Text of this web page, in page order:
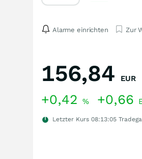
Alarme einrichten Zur
156,84 EUR
+0,42 % +0,66
Letzter Kurs 08:13:05